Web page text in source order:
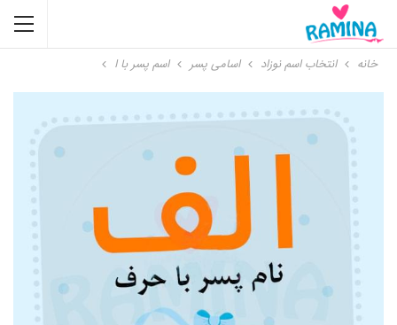
خانه انتخاب اسم نوزاد اسامی پسر اسم پسر با ا